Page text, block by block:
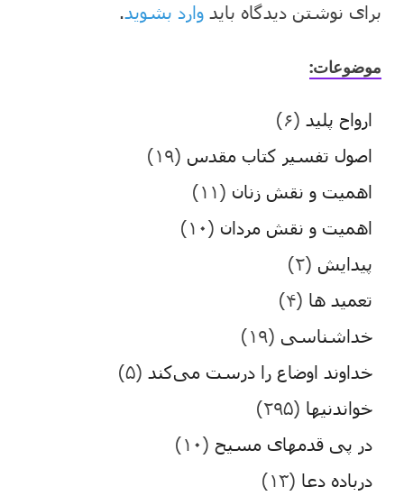
برای نوشتن دیدگاه باید وارد بشوید.
موضوعات:
ارواح پلید (۶)
اصول تفسیر کتاب مقدس (۱۹)
اهمیت و نقش زنان (۱۱)
اهمیت و نقش مردان (۱۰)
پیدایش (۲)
تعمید ها (۴)
خداشناسی (۱۹)
خداوند اوضاع را درست می‌کند (۵)
خواندنیها (۲۹۵)
در پی قدمهای مسیح (۱۰)
درباده دعا (۱۳)